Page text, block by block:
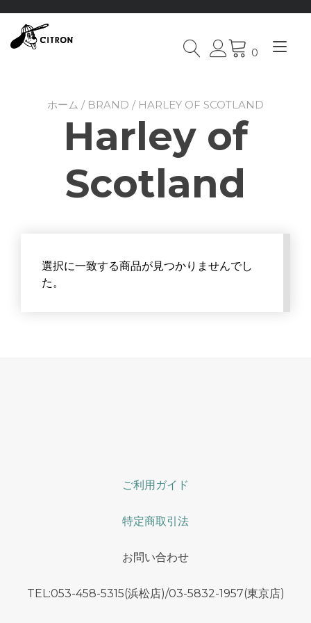
0
ホーム / BRAND / HARLEY OF SCOTLAND
Harley of
Scotland
選択に一致する商品が見つかりませんでし
た。
ご利用ガイド
特定商取引法
お問い合わせ
TEL:053-458-5315(浜松店)/03-5832-1957(東京店)